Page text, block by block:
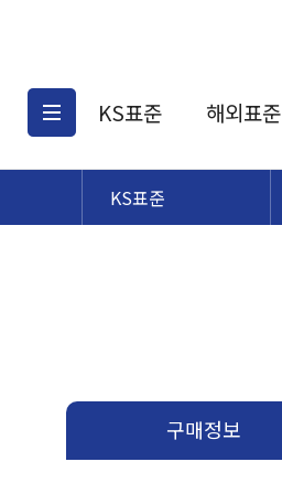
KS표준
KS표준검색
해외표준
해외표준검색
KS표준
구매정보